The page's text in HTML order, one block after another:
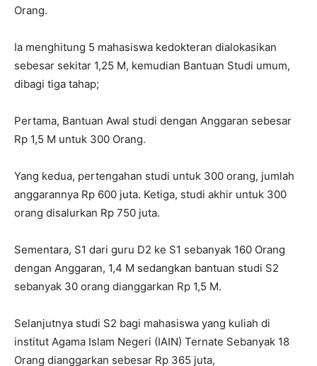
Orang.
Ia menghitung 5 mahasiswa kedokteran dialokasikan
sebesar sekitar 1,25 M, kemudian Bantuan Studi umum,
dibagi tiga tahap;
Pertama, Bantuan Awal studi dengan Anggaran sebesar
Rp 1,5 M untuk 300 Orang.
Yang kedua, pertengahan studi untuk 300 orang, jumlah
anggarannya Rp 600 juta. Ketiga, studi akhir untuk 300
orang disalurkan Rp 750 juta.
Sementara, S1 dari guru D2 ke S1 sebanyak 160 Orang
dengan Anggaran, 1,4 M sedangkan bantuan studi S2
sebanyak 30 orang dianggarkan Rp 1,5 M.
Selanjutnya studi S2 bagi mahasiswa yang kuliah di
institut Agama Islam Negeri (IAIN) Ternate Sebanyak 18
Orang dianggarkan sebesar Rp 365 juta,